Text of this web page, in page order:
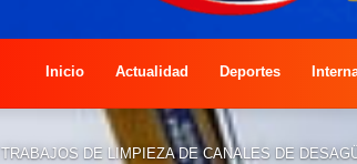
Inicio Actualidad Deportes
TRABAJOS DE LIMPIEZA DE CANALES DE